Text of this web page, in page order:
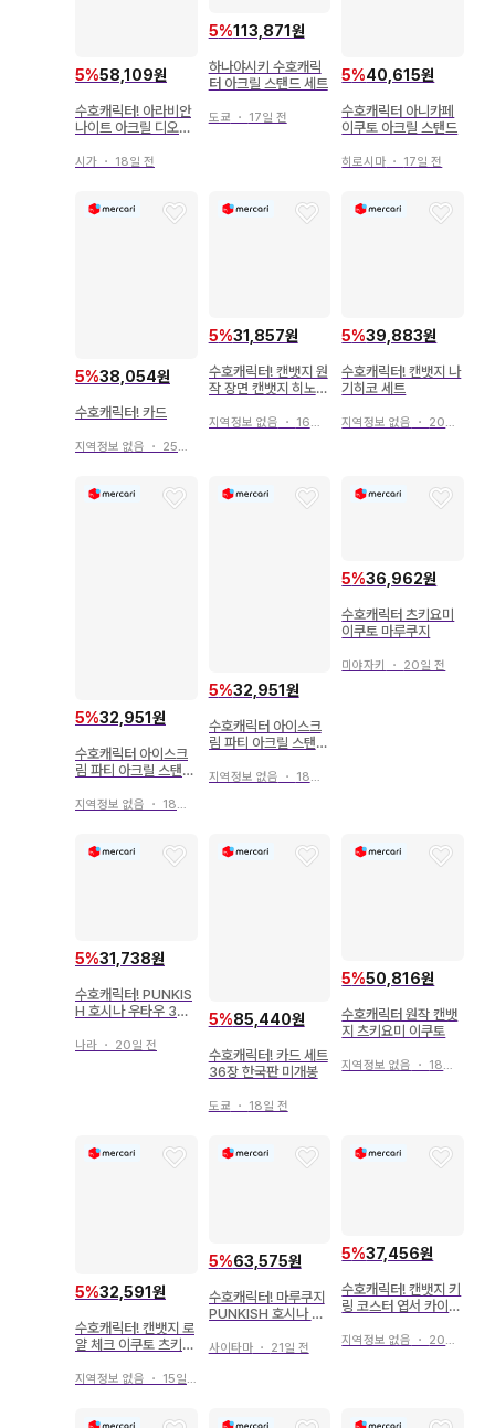
5%58,109원
수호캐릭터! 아라비안
나이트 아크릴 디오라
시가 ・ 18일 전
5%113,871원
하나야시키 수호캐릭
터 아크릴 스탠드 세트
도쿄 ・ 17일 전
5%40,615원
수호캐릭터 아니카페
이쿠토 아크릴 스탠드
히로시마 ・ 17일 전
5%38,054원
수호캐릭터! 카드
지역정보 없음 ・ 25일 전
5%31,857원
수호캐릭터! 캔뱃지 원
작 장면 캔뱃지 히노모
지역정보 없음 ・ 16일 전
5%39,883원
수호캐릭터! 캔뱃지 나
기히코 세트
지역정보 없음 ・ 20일 전
5%32,951원
수호캐릭터 아이스크
림 파티 아크릴 스탠드
지역정보 없음 ・ 18일 전
5%32,951원
수호캐릭터 아이스크
림 파티 아크릴 스탠드
지역정보 없음 ・ 18일 전
5%36,962원
수호캐릭터 츠키요미
이쿠토 마루쿠지
미야자키 ・ 20일 전
5%31,738원
수호캐릭터! PUNKIS
H 호시나 우타우 3세
나라 ・ 20일 전
5%85,440원
수호캐릭터! 카드 세트
36장 한국판 미개봉
도쿄 ・ 18일 전
5%50,816원
수호캐릭터 원작 캔뱃
지 츠키요미 이쿠토
지역정보 없음 ・ 18일 전
5%32,591원
수호캐릭터! 캔뱃지 로
얄 체크 이쿠토 츠키요
지역정보 없음 ・ 15일 전
5%63,575원
수호캐릭터! 마루쿠지
PUNKISH 호시나 우
사이타마・ 21일 전
5%37,456원
수호캐릭터! 캔뱃지 키
링 코스터 엽서 카이리
지역정보 없음 ・ 20일 전